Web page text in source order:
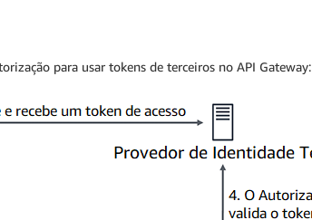
para usar tokens de terceiros no API Gateway: